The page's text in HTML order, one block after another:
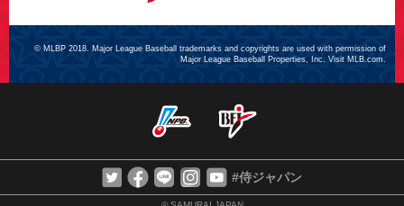
© MLBP 2018. Major League Baseball trademarks and copyrights are used with permission of
Major League Baseball Properties, Inc. Visit MLB.com.
#侍ジャパン